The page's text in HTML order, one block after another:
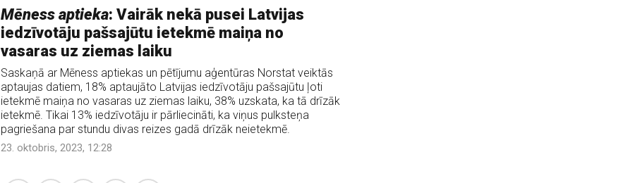
Mēness aptieka: Vairāk nekā pusei Latvijas
iedzīvotāju pašsajūtu ietekmē maiņa no
vasaras uz ziemas laiku
Saskaņā ar Mēness aptiekas un pētījumu aģentūras Norstat veiktās
aptaujas datiem, 18% aptaujāto Latvijas iedzīvotāju pašsajūtu ļoti
ietekmē maiņa no vasaras uz ziemas laiku, 38% uzskata, ka tā drīzāk
ietekmē. Tikai 13% iedzīvotāju ir pārliecināti, ka viņus pulksteņa
pagriešana par stundu divas reizes gadā drīzāk neietekmē.
23. oktobris, 2023, 12:28